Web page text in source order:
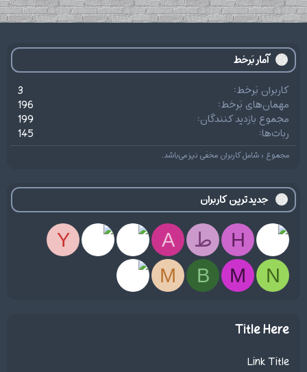
آمار بَرخط
کاربران بَرخط
3
مهمان‌های بَرخط
196
مجموع بازدید کنندگان
199
ربات‌ها
145
مجموع ، شامل کاربران مخفی نیز می‌باشد.
جدیدترین کاربران
H ط A
Y
N
M
B
M
Title Here
Link Title